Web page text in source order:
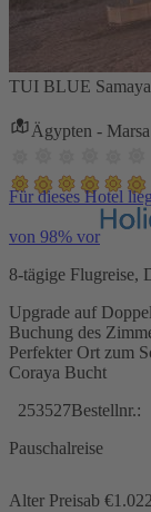
TUI BLUE Samaya
Ägypten -
Für dieses Hotel
von 98% vor
8-tägige Flugreise,
Upgrade auf
Buchung des
Perfekter Ort zum
Coraya Bucht
253527Bestellnr.:
Pauschalreise
Alter Preisab €